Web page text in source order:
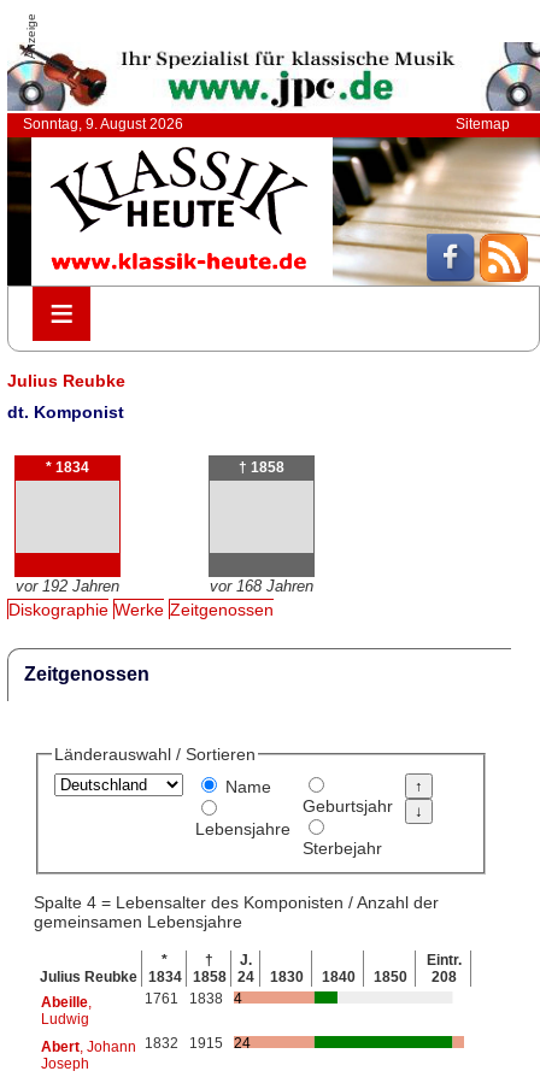
Anzeige
Sonntag, 9. August 2026 Sitemap
≡
≡
Julius Reubke
dt. Komponist
* 1834
vor 192 Jahren
† 1858
vor 168 Jahren
Diskographie Werke Zeitgenossen
Zeitgenossen
Länderauswahl / Sortieren
Name
Lebensjahre
Geburtsjahr
Sterbejahr
Spalte 4 = Lebensalter des Komponisten / Anzahl der
gemeinsamen Lebensjahre
Julius Reubke
*
1834
†
1858
J.
24
1830 1840 1850
Eintr.
208
Abeille,
Ludwig
1761 1838 4
Abert, Johann
Joseph
1832 1915 24